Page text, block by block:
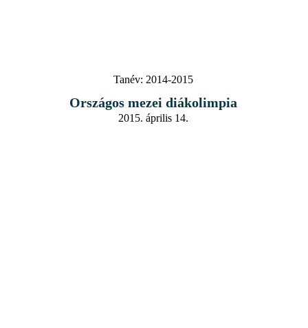
Tanév: 2014-2015
Országos mezei diákolimpia
2015. április 14.